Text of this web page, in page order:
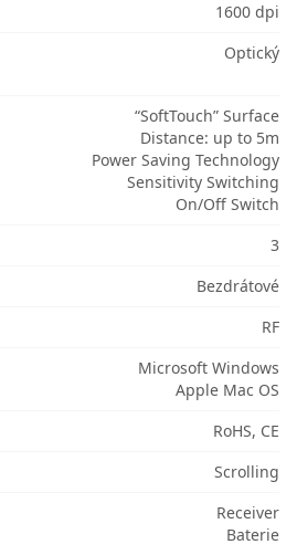
1600 dpi
Optický
“SoftTouch” Surface
Distance: up to 5m
Power Saving Technology
Sensitivity Switching
On/Off Switch
3
Bezdrátové
RF
Microsoft Windows
Apple Mac OS
RoHS, CE
Scrolling
Receiver
Baterie